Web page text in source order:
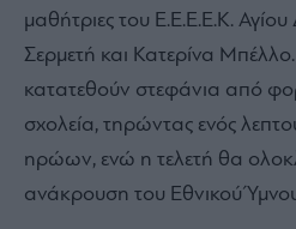
μαθήτριες του Ε.Ε.Ε.Ε.Κ.
Σερμετή και Κατερίνα
κατατεθούν στεφάνια από
σχολεία, τηρώντας ενός
ηρώων, ενώ η τελετή θα
ανάκρουση του Εθνικού